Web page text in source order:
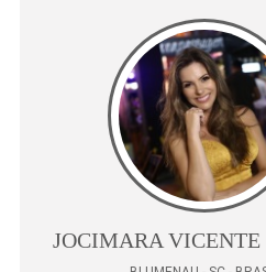
JOCIMARA VICENTE